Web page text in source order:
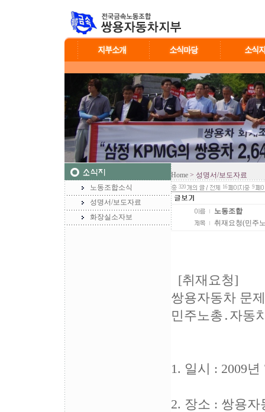
노동조합소식
성명서/보도자료
화장실소자보
Home > 성명서/보도자료
320 16 9
노동조합
취재요청(민주
[취재요청]
쌍용자동차 문
민주노총․자동
1. 일시 : 2009
2. 장소 : 쌍용